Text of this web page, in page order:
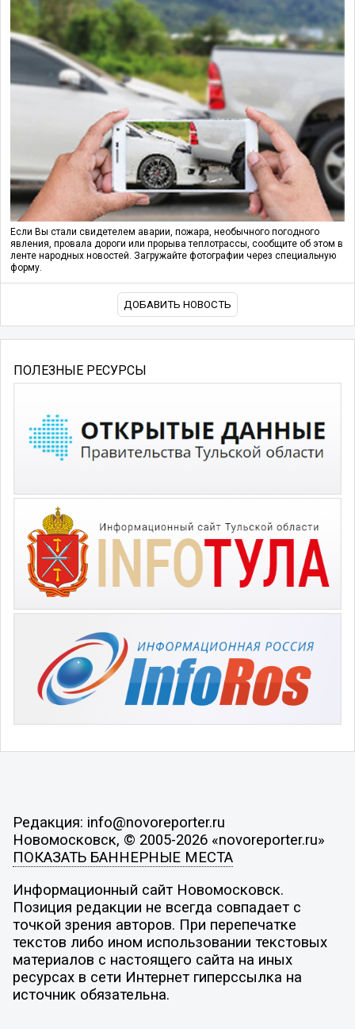
Если Вы стали свидетелем аварии, пожара, необычного погодного
явления, провала дороги или прорыва теплотрассы, сообщите об этом в
ленте народных новостей. Загружайте фотографии через специальную
форму.
ДОБАВИТЬ НОВОСТЬ
ПОЛЕЗНЫЕ РЕСУРСЫ
Редакция: info@novoreporter.ru
Новомосковск, © 2005-2026 «novoreporter.ru»
ПОКАЗАТЬ БАННЕРНЫЕ МЕСТА
Информационный сайт Новомосковск.
Позиция редакции не всегда совпадает с
точкой зрения авторов. При перепечатке
текстов либо ином использовании текстовых
материалов с настоящего сайта на иных
ресурсах в сети Интернет гиперссылка на
источник обязательна.